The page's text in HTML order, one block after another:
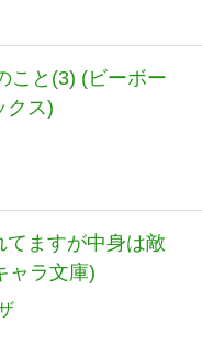
と(3) (ビーボー
クス)
てますが中身は敵
ャラ文庫)